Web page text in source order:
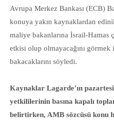
Avrupa Merkez Bankası (ECB)
konuya yakın kaynaklardan
maliye bakanlarına İsrail-Hamas
etkisi olup olmayacağını
bakacaklarını söyledi.
Kaynaklar Lagarde’ın
yetkililerinin basına kapalı
belirtirken, AMB sözcüsü konu